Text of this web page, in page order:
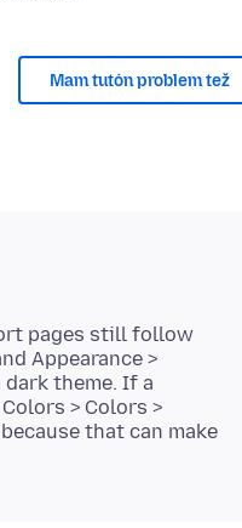
Mam tutón problem tež
pages still follow
Appearance >
dark theme. If a
> Colors >
that can make